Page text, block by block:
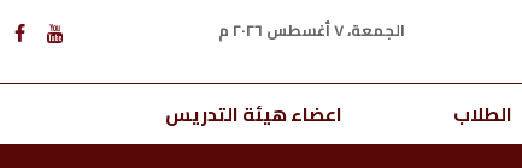
الجمعة، ٧ أغسطس ٢٠٢٦ م
الطلاب اعضاء هيئة التدريس